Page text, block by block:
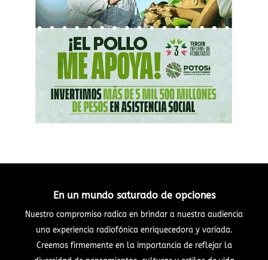
En un mundo saturado de opciones
Nuestro compromiso radica en brindar a nuestra audiencia
una experiencia radiofónica enriquecedora y variada.
Creemos firmemente en la importancia de reflejar la